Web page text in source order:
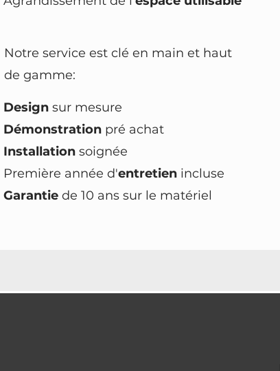
Notre service est clé en main et haut
de gamme:
Design sur mesure
Démonstration pré achat
Installation soignée
Première année d'entretien incluse
Garantie de 10 ans sur le matériel